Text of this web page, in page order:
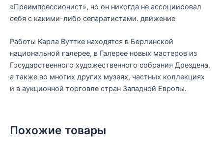
«Преимпрессионист», но он никогда не ассоциировал
себя с какими-либо сепаратистами. движение
Работы Карла Вуттке находятся в Берлинской
национальной галерее, в Галерее новых мастеров из
Государственного художественного собрания Дрездена,
а также во многих других музеях, частных коллекциях
и в аукционной торговле стран Западной Европы.
Похожие товары